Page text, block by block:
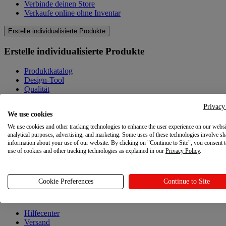
Verbinde deinen Store
Verkaufe online ohne Inventar
Erstelle individualisierte Produkte
Erstelle individualisierte Produkte
Produktkatalog
Design-Tool
Qualität
Wissenswertes
Wissenswertes
Blog
Ressourcen
Hilfecenter
Versand
We use cookies
We use cookies and other tracking technologies to enhance the user experience on our
analytical purposes, advertising, and marketing. Some uses of these technologies involve
information about your use of our website. By clicking on "Continue to Site", you consent
use of cookies and other tracking technologies as explained in our Privacy Policy.
Cookie Preferences Continue to Site